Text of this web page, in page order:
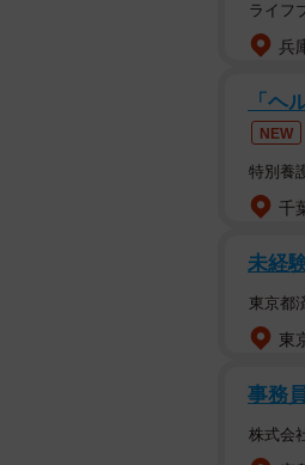
バルサ
す。堺
惜しく
表情は
ライフ
兵
「ヘ
NEW
特別養
千
未経
東京都
東
事務
株式会